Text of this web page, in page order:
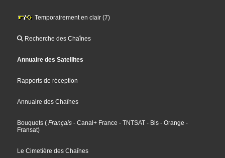
Temporairement en clair (7)
Recherche des Chaînes
Annuaire des Satellites
Rapports de réception
Annuaire des Chaînes
Bouquets ( Français - Canal+ France - TNTSAT - Bis - Orange -
Fransat)
Le Cimetière des Chaînes